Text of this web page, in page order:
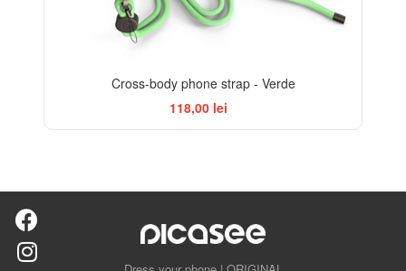
Cross-body phone strap - Verde
118,00 lei